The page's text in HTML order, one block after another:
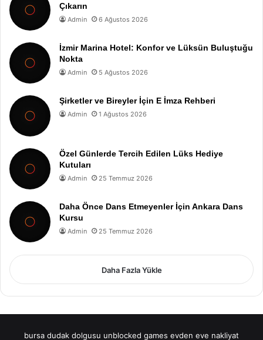
Çıkarın
Admin 6 Ağustos 2026
İzmir Marina Hotel: Konfor ve Lüksün Buluştuğu
Nokta
Admin 5 Ağustos 2026
Şirketler ve Bireyler İçin E İmza Rehberi
Admin 1 Ağustos 2026
Özel Günlerde Tercih Edilen Lüks Hediye
Kutuları
Admin 25 Temmuz 2026
Daha Önce Dans Etmeyenler İçin Ankara Dans
Kursu
Admin 25 Temmuz 2026
Daha Fazla Yükle
bursa dudak dolgusu unblocked games evden eve nakliyat